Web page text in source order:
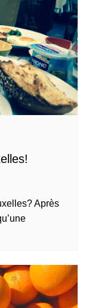
Après